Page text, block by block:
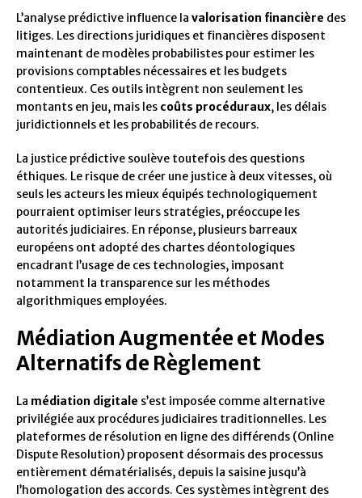
L’analyse prédictive influence la valorisation financière des
litiges. Les directions juridiques et financières disposent
maintenant de modèles probabilistes pour estimer les
provisions comptables nécessaires et les budgets
contentieux. Ces outils intègrent non seulement les
montants en jeu, mais les coûts procéduraux, les délais
juridictionnels et les probabilités de recours.
La justice prédictive soulève toutefois des questions
éthiques. Le risque de créer une justice à deux vitesses, où
seuls les acteurs les mieux équipés technologiquement
pourraient optimiser leurs stratégies, préoccupe les
autorités judiciaires. En réponse, plusieurs barreaux
européens ont adopté des chartes déontologiques
encadrant l’usage de ces technologies, imposant
notamment la transparence sur les méthodes
algorithmiques employées.
Médiation Augmentée et Modes
Alternatifs de Règlement
La médiation digitale s’est imposée comme alternative
privilégiée aux procédures judiciaires traditionnelles. Les
plateformes de résolution en ligne des différends (Online
Dispute Resolution) proposent désormais des processus
entièrement dématérialisés, depuis la saisine jusqu’à
l’homologation des accords. Ces systèmes intègrent des